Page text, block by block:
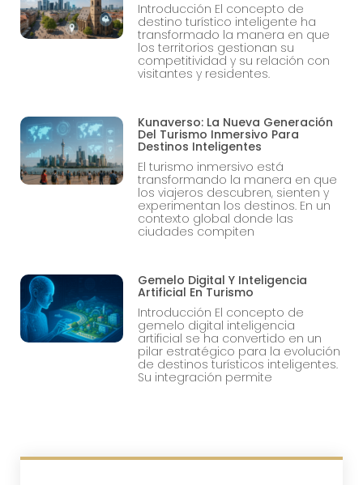
Introducción El concepto de
destino turístico inteligente ha
transformado la manera en que
los territorios gestionan su
competitividad y su relación con
visitantes y residentes.
Kunaverso: La Nueva Generación
Del Turismo Inmersivo Para
Destinos Inteligentes
El turismo inmersivo está
transformando la manera en que
los viajeros descubren, sienten y
experimentan los destinos. En un
contexto global donde las
ciudades compiten
Gemelo Digital Y Inteligencia
Artificial En Turismo
Introducción El concepto de
gemelo digital inteligencia
artificial se ha convertido en un
pilar estratégico para la evolución
de destinos turísticos inteligentes.
Su integración permite